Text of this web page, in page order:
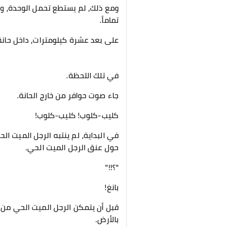
ومع ذلك، لم يستطع تحمل الوحدة،
تماماً.
على بعد عشرة كيلومترات، داخل
في تلك اللحظة.
جاء صوت حوافر من خارج الحانة.
كليب-كلوب! كليب-كلوب!
في البداية، لم ينتبه الرجل
حول عنق الرجل الميت الحي.
"؟!!"
بانغ!
قبل أن يتمكن الرجل الميت الحي
بالأرض.